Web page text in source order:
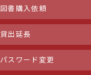
図書購入依頼
貸出延長
パスワード変更